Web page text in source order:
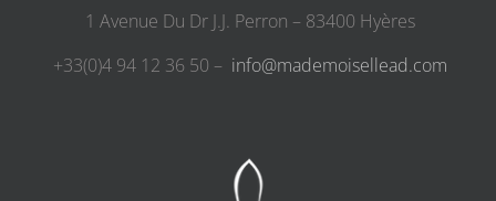
1 Avenue Du Dr J.J. Perron – 83400 Hyères
+33(0)4 94 12 36 50 – info@mademoisellead.com